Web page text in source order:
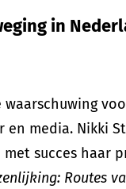
in
media. Nikki
succes haar
Routes